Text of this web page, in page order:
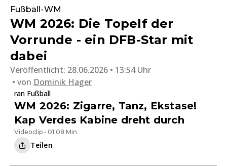
Fußball-WM
WM 2026: Die Topelf der
Vorrunde - ein DFB-Star mit
dabei
Veröffentlicht: 28.06.2026 • 13:54 Uhr
von Dominik Hager
ran Fußball
WM 2026: Zigarre, Tanz, Ekstase!
Kap Verdes Kabine dreht durch
Videoclip • 01:08 Min
Teilen